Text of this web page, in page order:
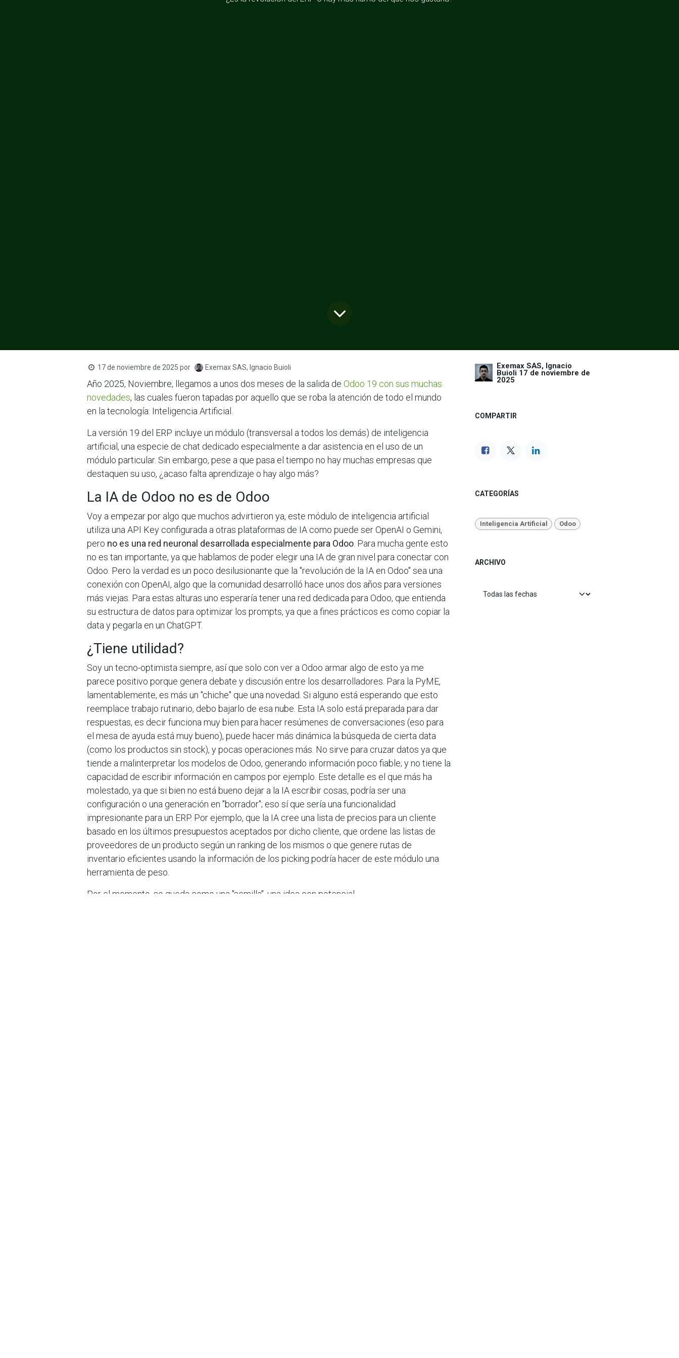
17 de noviembre de 2025 por Exemax SAS, Ignacio Buioli
Año 2025, Noviembre, llegamos a unos dos meses de la salida de Odoo 19 con sus muchas
novedades, las cuales fueron tapadas por aquello que se roba la atención de todo el mundo
en la tecnología: Inteligencia Artificial.
La versión 19 del ERP incluye un módulo (transversal a todos los demás) de inteligencia
artificial, una especie de chat dedicado especialmente a dar asistencia en el uso de un
módulo particular. Sin embargo, pese a que pasa el tiempo no hay muchas empresas que
destaquen su uso, ¿acaso falta aprendizaje o hay algo más?
La IA de Odoo no es de Odoo
Voy a empezar por algo que muchos advirtieron ya, este módulo de inteligencia artificial
utiliza una API Key configurada a otras plataformas de IA como puede ser OpenAI o Gemini,
pero no es una red neuronal desarrollada especialmente para Odoo . Para mucha gente esto
no es tan importante, ya que hablamos de poder elegir una IA de gran nivel para conectar con
Odoo. Pero la verdad es un poco desilusionante que la "revolución de la IA en Odoo" sea una
conexión con OpenAI, algo que la comunidad desarrolló hace unos dos años para versiones
más viejas. Para estas alturas uno esperaría tener una red dedicada para Odoo, que entienda
su estructura de datos para optimizar los prompts, ya que a fines prácticos es como copiar la
data y pegarla en un ChatGPT.
¿Tiene utilidad?
Soy un tecno-optimista siempre, así que solo con ver a Odoo armar algo de esto ya me
parece positivo porque genera debate y discusión entre los desarrolladores. Para la PyME,
lamentablemente, es más un "chiche" que una novedad. Si alguno está esperando que esto
reemplace trabajo rutinario, debo bajarlo de esa nube. Esta IA solo está preparada para dar
respuestas, es decir funciona muy bien para hacer resúmenes de conversaciones (eso para
el mesa de ayuda está muy bueno), puede hacer más dinámica la búsqueda de cierta data
(como los productos sin stock), y pocas operaciones más. No sirve para cruzar datos ya que
tiende a malinterpretar los modelos de Odoo, generando información poco fiable; y no tiene la
capacidad de escribir información en campos por ejemplo. Este detalle es el que más ha
molestado, ya que si bien no está bueno dejar a la IA escribir cosas, podría ser una
configuración o una generación en "borrador"; eso sí que sería una funcionalidad
impresionante para un ERP. Por ejemplo, que la IA cree una lista de precios para un cliente
basado en los últimos presupuestos aceptados por dicho cliente, que ordene las listas de
proveedores de un producto según un ranking de los mismos o que genere rutas de
inventario eficientes usando la información de los picking podría hacer de este módulo una
herramienta de peso.
Por el momento, se queda como una "semilla", una idea con potencial.
Exemax SAS, Ignacio
Buioli 17 de noviembre de
2025
COMPARTIR
CATEGORÍAS
Inteligencia Artificial Odoo
ARCHIVO
Enlaces Acerca de Exemax SAS
Exemax es una empresa conformada por profesionales con más de
15 años de experiencia en diversas áreas.
Nos especializamos en acompañar a empresas de todo el país en su
proceso de transformación digital, brindándoles el apoyo necesario
para alcanzar sus objetivos.